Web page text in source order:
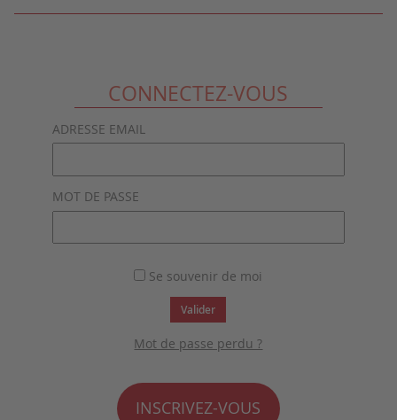
CONNECTEZ-VOUS
ADRESSE EMAIL
MOT DE PASSE
Se souvenir de moi
Valider
Mot de passe perdu ?
INSCRIVEZ-VOUS